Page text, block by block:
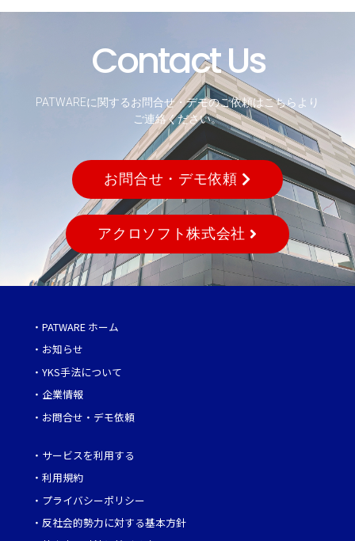
Contact Us
PATWAREに関するお問合せ・デモのご依頼はこちらより
ご連絡ください。
お問合せ・デモ依頼
アクロソフト株式会社
・ PATWARE ホーム
・ お知らせ
・ YKS手法について
・ 企業情報
・ お問合せ・デモ依頼
・ サービスを利用する
・ 利用規約
・ プライバシーポリシー
・ 反社会的勢力に対する基本方針